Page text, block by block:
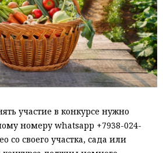
участие в конкурсе нужно
номеру whatsapp +7938-024-
со своего участка, сада или